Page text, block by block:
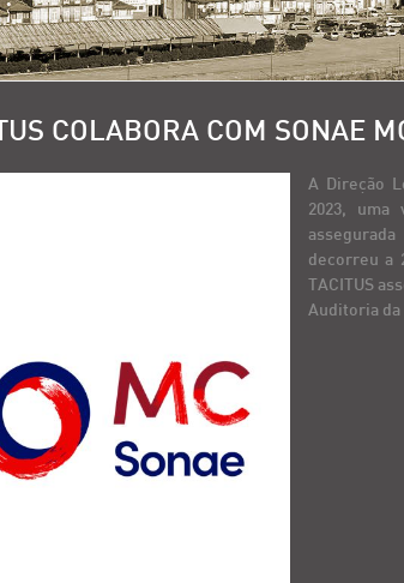
COLABORA COM SONAE
A Direção
2023, uma
decorreu a
TACITUS
Auditoria da